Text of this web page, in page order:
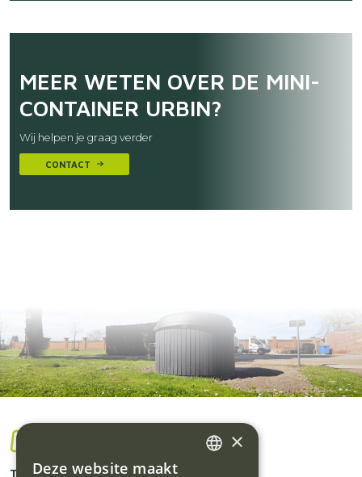
MEER WETEN OVER DE MINI-
CONTAINER URBIN?
Wij helpen je graag verder
CONTACT
Traflux bv
×
Deze website maakt